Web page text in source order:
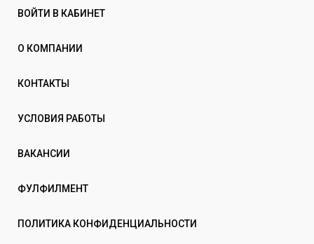
ВОЙТИ В КАБИНЕТ
О КОМПАНИИ
КОНТАКТЫ
УСЛОВИЯ РАБОТЫ
ВАКАНСИИ
ФУЛФИЛМЕНТ
ПОЛИТИКА КОНФИДЕНЦИАЛЬНОСТИ